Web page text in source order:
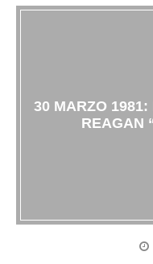
30 MARZO
REAGAN